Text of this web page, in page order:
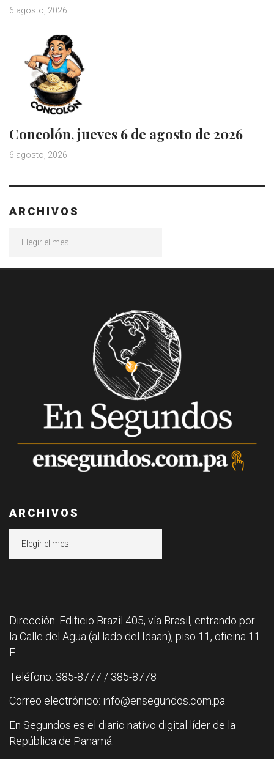
6 agosto, 2026
Concolón, jueves 6 de agosto de 2026
6 agosto, 2026
ARCHIVOS
ARCHIVOS
Dirección: Edificio Brazil 405, vía Brasil, entrando por
la Calle del Agua (al lado del Idaan), piso 11, oficina 11
F.
Teléfono: 385-8777 / 385-8778
Correo electrónico: info@ensegundos.com.pa
En Segundos es el diario nativo digital líder de la
República de Panamá.